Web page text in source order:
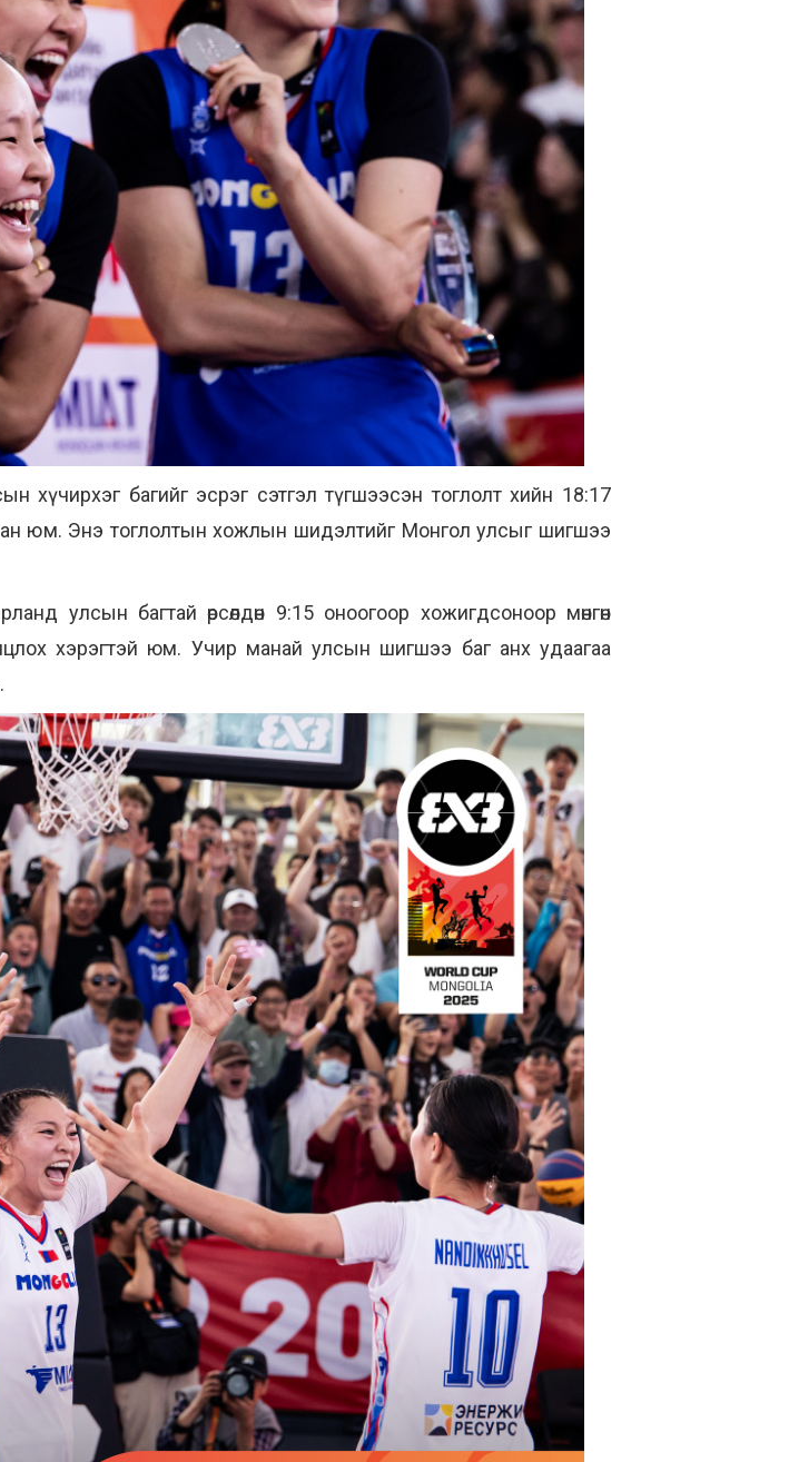
хүчирхэг багийг эсрэг сэтгэл түгшээсэн тоглолт хийн 18:17
юм. Энэ тоглолтын хожлын шидэлтийг Монгол улсыг шигшээ
улсын багтай өрсөлдөн 9:15 оноогоор хожигдсоноор мөнгөн
хэрэгтэй юм. Учир манай улсын шигшээ баг анх удаагаа